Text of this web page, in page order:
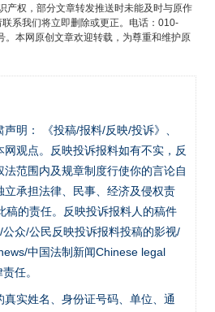
产权，部分文章转发推送时未能及时与原作
系我们将立即删除或更正。电话：010-
本网原创文章欢迎转载，为尊重和维护原
明： 《投稿/报料/反映/投诉》、
观点。反映投诉报料如有不实，反
范围内及规章制度行使你的言论自
承担法律、民事、经济及侵权责
稿的责任。反映投诉报料人的稿件
众/公民反映投诉报料投稿的影视/
中国法制新闻Chinese legal
任。
实姓名、身份证号码、单位、通
东山县通报“牛蛙产品抗生素超标问题”
千年窑火 生生不息